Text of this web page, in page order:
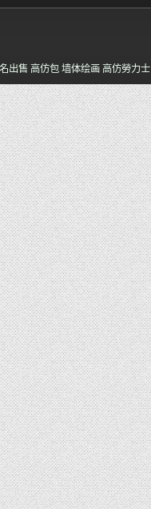
出售 高仿包 墙体绘画 高仿勞力士